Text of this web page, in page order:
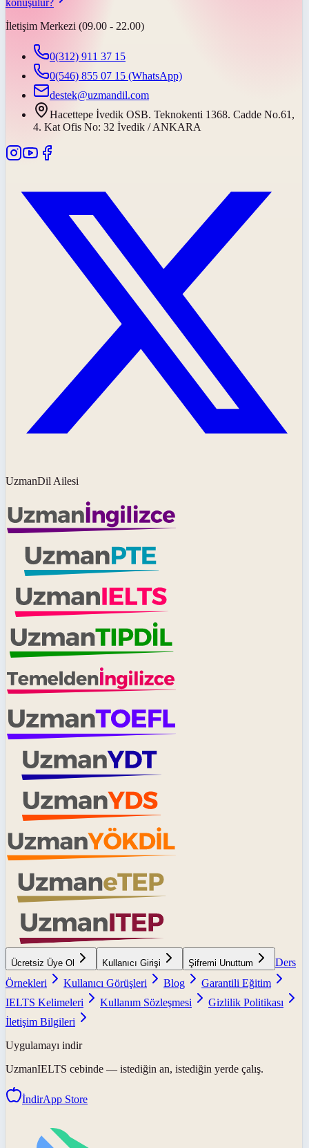
İletişim Merkezi (09.00 - 22.00)
0(312) 911 37 15
0(546) 855 07 15 (WhatsApp)
destek@uzmandil.com
Hacettepe İvedik OSB. Teknokenti 1368. Cadde No.61,
4. Kat Ofis No: 32 İvedik / ANKARA
UzmanDil Ailesi
Ücretsiz Üye Ol Kullanıcı Girişi Şifremi Unuttum
Ders
Örnekleri
Kullanıcı Görüşleri Blog
Garantili Eğitim
IELTS Kelimeleri
Kullanım Sözleşmesi
Gizlilik Politikası
İletişim Bilgileri
Uygulamayı indir
UzmanIELTS cebinde — istediğin an, istediğin yerde çalış.
İndirApp Store